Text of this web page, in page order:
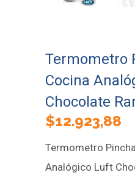
Termometro
Cocina
Chocolate
$12.923,88
Termometro
Analógico Luft